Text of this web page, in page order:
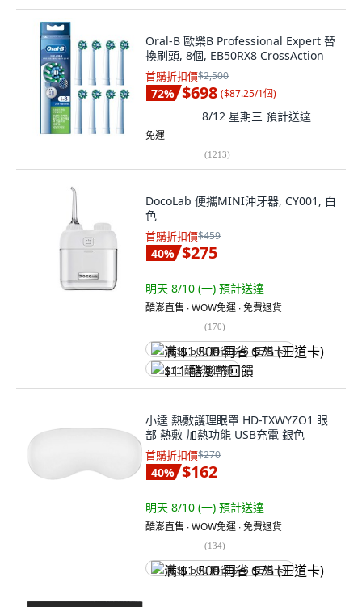
Oral-B 歐樂B Professional Expert 替
換刷頭, 8個, EB50RX8 CrossAction
首購折扣價$2,500
72% $698 ($87.25/1個)
8/12 星期三 預計送達
免運
(1213)
DocoLab 便攜MINI沖牙器, CY001, 白
色
首購折扣價$459
40% $275
明天 8/10 (一) 預計送達
酷澎直售 ∙ WOW免運 ∙ 免費退貨
(170)
满 $1,500 再省 $75 (王道卡)
$11 酷澎幣回饋
小達 熱敷護理眼罩 HD-TXWYZO1 眼
部 熱敷 加熱功能 USB充電 銀色
首購折扣價$270
40% $162
明天 8/10 (一) 預計送達
酷澎直售 ∙ WOW免運 ∙ 免費退貨
(134)
满 $1,500 再省 $75 (王道卡)